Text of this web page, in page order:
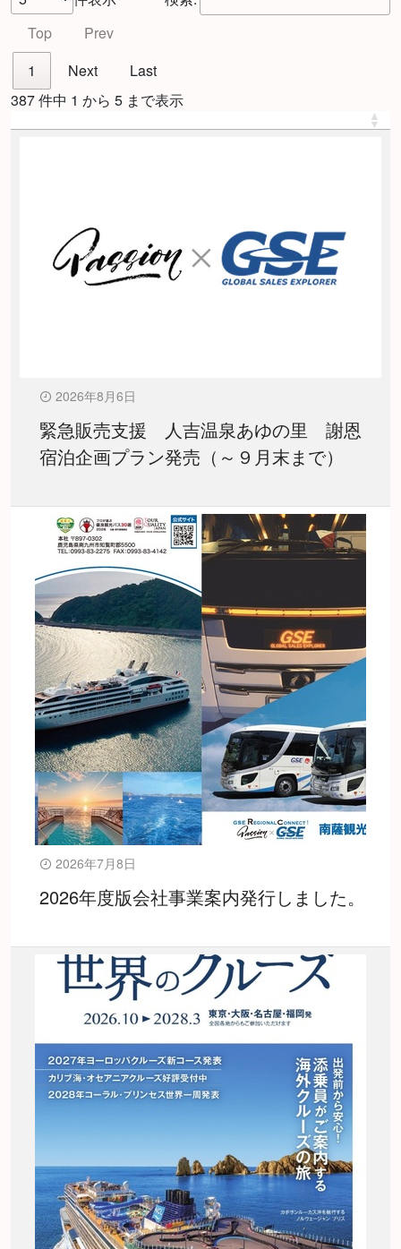
Top
Prev
1
Next
Last
387 件中 1 から 5 まで表示
2026年8月6日
緊急販売支援 人吉温泉あゆの里 謝恩
宿泊企画プラン発売（～９月末まで）
2026年7月8日
2026年度版会社事業案内発行しました。